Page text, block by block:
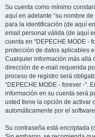
Su cuenta como mínimo
aquí en adelante “su nombre
para la identificación (de aquí
email personal válida (de aquí
cuenta en “DEPECHE MODE -
protección de datos aplicables
Cualquier información más allá
dirección de e-mail requerida
proceso de registro será
“DEPECHE MODE - forever -”.
información en su cuenta será
usted tiene la opción de activar
automáticamente por el
Su contraseña está encriptada